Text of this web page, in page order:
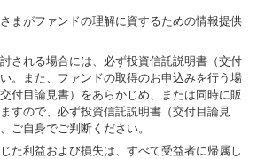
まがファンドの理解に資するための情報提供
される場合には、必ず投資信託説明書（交付
。また、ファンドの取得のお申込みを行う場
付目論見書）をあらかじめ、または同時に販
すので、必ず投資信託説明書（交付目論見
ご自身でご判断ください。
た利益および損失は、すべて受益者に帰属し